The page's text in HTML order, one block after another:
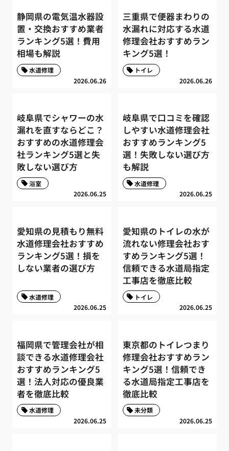
静岡県の電気温水器設
置・交換おすすめ業者
ランキング5選！費用
相場も解説
2026.06.26
水道修理
三重県で便器まわりの
水漏れに対応する水道
修理会社おすすめラン
キング5選！
2026.06.26
トイレ
岐阜県でシャワーの水
漏れを直すならどこ？
おすすめの水道修理会
社ランキング5選と失
敗しない選び方
2026.06.25
浴室
岐阜県で口コミを確認
しやすい水道修理会社
おすすめランキング5
選！失敗しない選び方
も解説
2026.06.25
水道修理
愛知県の見積もり無料
水道修理会社おすすめ
ランキング5選！損を
しない業者の選び方
2026.06.25
水道修理
愛知県のトイレの水が
流れない修理会社おす
すめランキング5選！
信頼できる水道局指定
工事店を徹底比較
2026.06.25
トイレ
福岡県で管理会社が相
談できる水道修理会社
おすすめランキング5
選！法人対応の優良業
者を徹底比較
2026.06.25
水道修理
東京都のトイレつまり
修理会社おすすめラン
キング5選！信頼でき
る水道局指定工事店を
徹底比較
2026.06.25
未分類